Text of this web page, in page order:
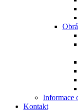
Informace
Kontakt